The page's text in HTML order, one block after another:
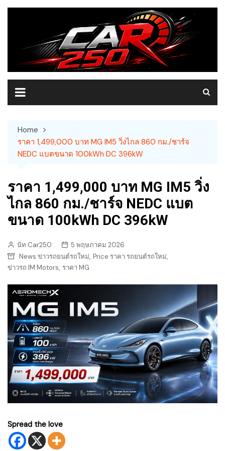
Skip
Home
ราคา 1,499,000 บาท MG IM5 วิ่งไกล 860 กม./ชาร์จ
NEDC แบตขนาด 100kWh DC 396kW
ราคา 1,499,000 บาท MG IM5 วิ่ง
ไกล 860 กม./ชาร์จ NEDC แบต
ขนาด 100kWh DC 396kW
นัท Car250
5 พฤษภาคม 2026
News ข่าวรถยนต์รถใหม่, Price ราคา รถยนต์รถใหม่,
ข่าวรถ IM Motors, ราคา MG
Spread the love